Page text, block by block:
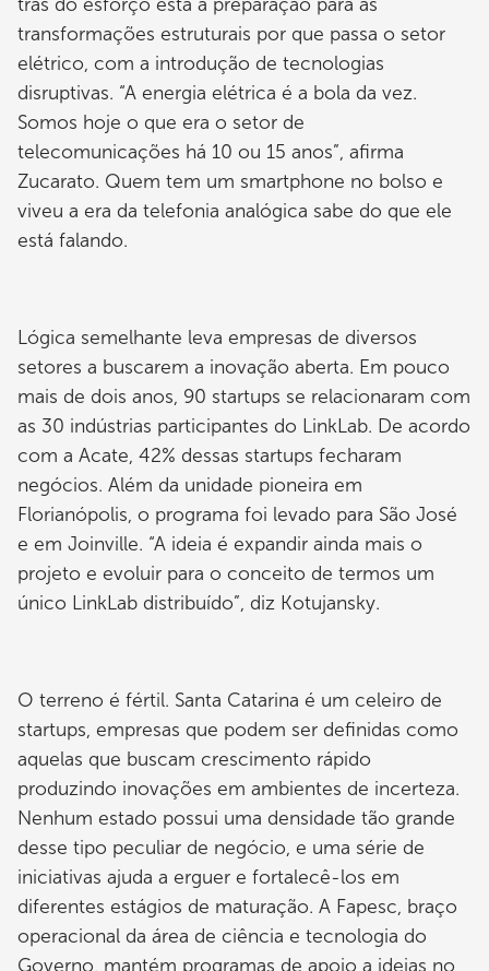
transformações estruturais por que passa o setor
elétrico, com a introdução de tecnologias
disruptivas. “A energia elétrica é a bola da vez.
Somos hoje o que era o setor de
telecomunicações há 10 ou 15 anos”, afirma
Zucarato. Quem tem um smartphone no bolso e
viveu a era da telefonia analógica sabe do que ele
está falando.
Lógica semelhante leva empresas de diversos
setores a buscarem a inovação aberta. Em pouco
mais de dois anos, 90 startups se relacionaram com
as 30 indústrias participantes do LinkLab. De acordo
com a Acate, 42% dessas startups fecharam
negócios. Além da unidade pioneira em
Florianópolis, o programa foi levado para São José
e em Joinville. “A ideia é expandir ainda mais o
projeto e evoluir para o conceito de termos um
único LinkLab distribuído”, diz Kotujansky.
O terreno é fértil. Santa Catarina é um celeiro de
startups, empresas que podem ser definidas como
aquelas que buscam crescimento rápido
produzindo inovações em ambientes de incerteza.
Nenhum estado possui uma densidade tão grande
desse tipo peculiar de negócio, e uma série de
iniciativas ajuda a erguer e fortalecê-los em
diferentes estágios de maturação. A Fapesc, braço
operacional da área de ciência e tecnologia do
Governo, mantém programas de apoio a ideias no